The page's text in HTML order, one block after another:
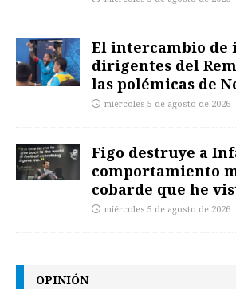
El intercambio de
dirigentes del
las polémicas de
miércoles 5 de agosto de 2026
Figo destruye a
comportamiento
cobarde que he
miércoles 5 de agosto de 2026
OPINIÓN